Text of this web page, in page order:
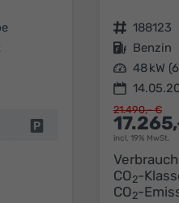
Fahrzeug parken
Fahrzeugnr. 188123
Kraftstoff Benzin
Leistung 48 kW
incl. 19% MwSt.
21.490,– €
CO2-
CO2-